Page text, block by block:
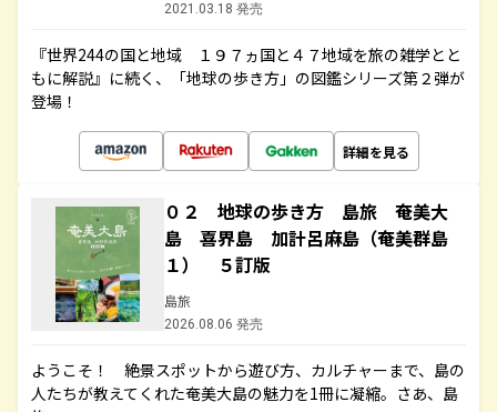
2021.03.18 発売
『世界244の国と地域 １９７ヵ国と４７地域を旅の雑学とと
もに解説』に続く、「地球の歩き方」の図鑑シリーズ第２弾が
登場！
詳細を見る
０２ 地球の歩き方 島旅 奄美大
島 喜界島 加計呂麻島（奄美群島
１） ５訂版
島旅
2026.08.06 発売
ようこそ！ 絶景スポットから遊び方、カルチャーまで、島の
人たちが教えてくれた奄美大島の魅力を1冊に凝縮。さあ、島